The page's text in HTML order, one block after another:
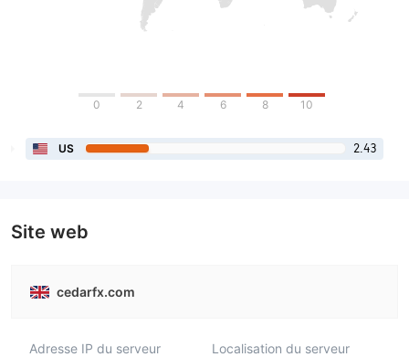
0 2 4 6 8 10
US 2.43
Site web
cedarfx.com
Adresse IP du serveur
Localisation du serveur